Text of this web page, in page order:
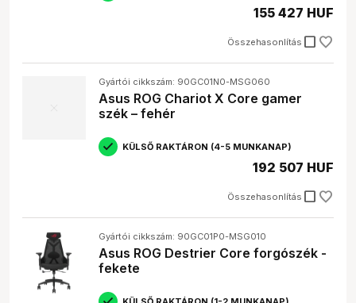
Összehasonlítás check_box_outline_blank
155 427 HUF
Gyártói cikkszám: 90GC01N0-MSG060
Asus ROG Chariot X Core gamer
szék – fehér
KÜLSŐ RAKTÁRON (4-5 MUNKANAP)
Összehasonlítás check_box_outline_blank
192 507 HUF
Gyártói cikkszám: 90GC01P0-MSG010
Asus ROG Destrier Core forgószék -
fekete